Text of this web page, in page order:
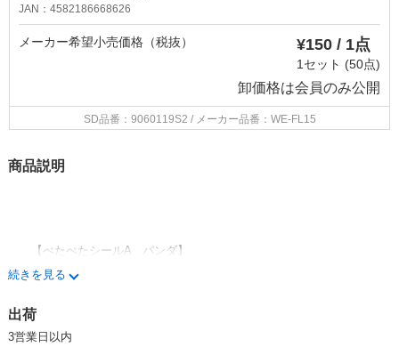
JAN：4582186668626
メーカー希望小売価格（税抜） ¥150 / 1点
1セット (50点)
卸価格は会員のみ公開
SD品番：9060119S2 / メーカー品番：WE-FL15
商品説明
【ぺたぺたシールA パンダ】
リボンの色が違うところもかわいいポイントです♪
続きを見る
出荷
3営業日以内